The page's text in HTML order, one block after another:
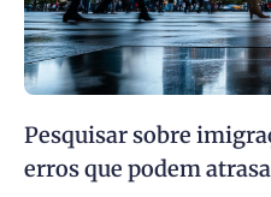
Pesquisar sobre
erros que podem